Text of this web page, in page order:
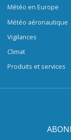
Météo en Europe
Météo aéronautique
Vigilances
Climat
Produits et services